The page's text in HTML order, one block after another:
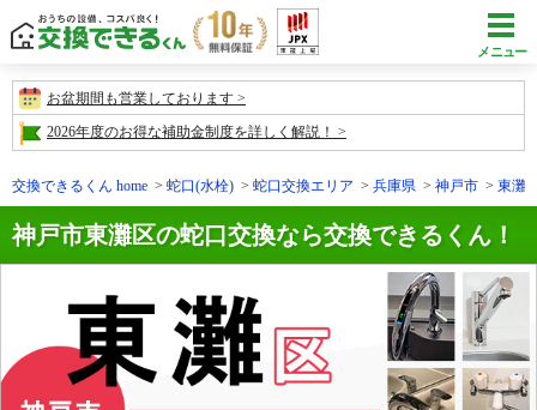
メニュー
お盆期間も営業しております
2026年度のお得な補助金制度を詳しく解説！
交換できるくん home 蛇口(水栓) 蛇口交換エリア 兵庫県 神戸市 東灘
神戸市東灘区の蛇口交換なら交換できるくん！